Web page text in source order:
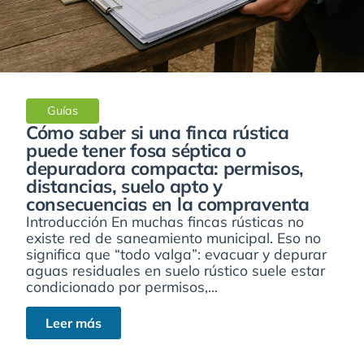
Guías
Cómo saber si una finca rústica
puede tener fosa séptica o
depuradora compacta: permisos,
distancias, suelo apto y
consecuencias en la compraventa
Introducción En muchas fincas rústicas no
existe red de saneamiento municipal. Eso no
significa que “todo valga”: evacuar y depurar
aguas residuales en suelo rústico suele estar
condicionado por permisos,...
Leer más